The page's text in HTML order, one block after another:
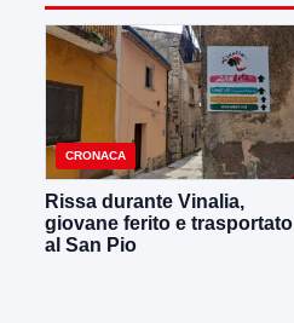
CRONACA
Rissa durante Vinalia,
giovane ferito e trasportato
al San Pio